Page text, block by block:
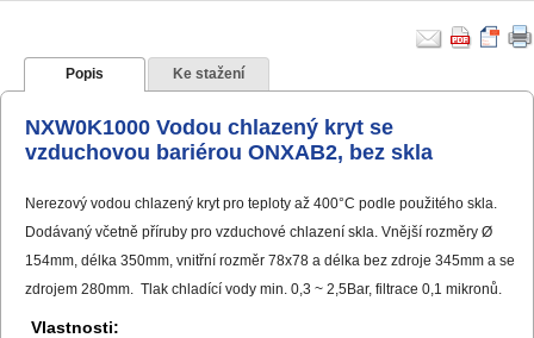
Popis Ke stažení
NXW0K1000 Vodou chlazený kryt se
vzduchovou bariérou ONXAB2, bez skla
Nerezový vodou chlazený kryt pro teploty až 400°C podle použitého skla.
Dodávaný včetně příruby pro vzduchové chlazení skla. Vnější rozměry Ø
154mm, délka 350mm, vnitřní rozměr 78x78 a délka bez zdroje 345mm a se
zdrojem 280mm. Tlak chladící vody min. 0,3 ~ 2,5Bar, filtrace 0,1 mikronů.
Vlastnosti: